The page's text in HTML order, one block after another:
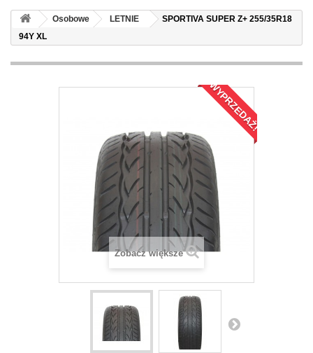
Osobowe LETNIE
SPORTIVA SUPER Z+ 255/35R18
94Y XL
WYPRZEDAŻ!
Zobacz większe